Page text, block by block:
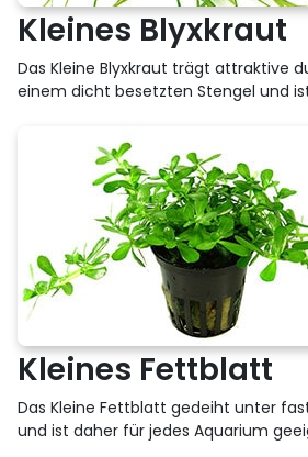
Kleines Blyxkraut
Das Kleine Blyxkraut trägt attraktive
einem dicht besetzten Stengel und
Kleines Fettblatt
Das Kleine Fettblatt gedeiht unter
und ist daher für jedes Aquarium